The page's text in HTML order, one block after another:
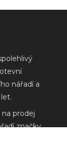
nářadí a
prodej
značky